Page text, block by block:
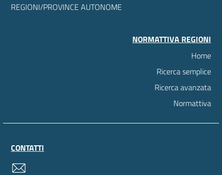
REGIONI/PROVINCE AUTONOME
NORMATTIVA REGIONI
Home
Ricerca semplice
Ricerca avanzata
Normattiva
CONTATTI